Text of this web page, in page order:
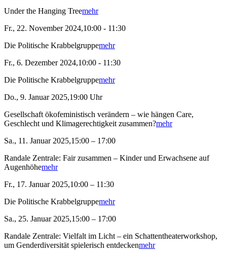
Under the Hanging Treemehr
Fr., 22. November 2024,10:00 - 11:30
Die Politische Krabbelgruppemehr
Fr., 6. Dezember 2024,10:00 - 11:30
Die Politische Krabbelgruppemehr
Do., 9. Januar 2025,19:00 Uhr
Gesellschaft ökofeministisch verändern – wie hängen Care,
Geschlecht und Klimagerechtigkeit zusammen?mehr
Sa., 11. Januar 2025,15:00 – 17:00
Randale Zentrale: Fair zusammen – Kinder und Erwachsene auf
Augenhöhemehr
Fr., 17. Januar 2025,10:00 – 11:30
Die Politische Krabbelgruppemehr
Sa., 25. Januar 2025,15:00 – 17:00
Randale Zentrale: Vielfalt im Licht – ein Schattentheaterworkshop,
um Genderdiversität spielerisch entdeckenmehr